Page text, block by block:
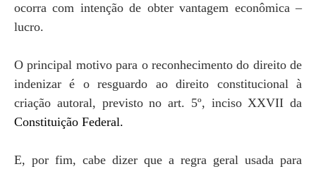
ocorra com intenção de obter vantagem econômica –
lucro.
O principal motivo para o reconhecimento do direito de
indenizar é o resguardo ao direito constitucional à
criação autoral, previsto no art. 5º, inciso XXVII da
Constituição Federal.
E, por fim, cabe dizer que a regra geral usada para